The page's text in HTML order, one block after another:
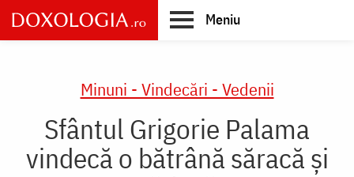
Skip
to
main
Meniu
Minuni - Vindecări - Vedenii
Sfântul Grigorie Palama
vindecă o bătrână săracă și